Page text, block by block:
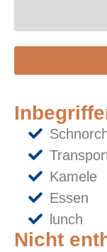
Kamele
Essen
lunch
Nicht